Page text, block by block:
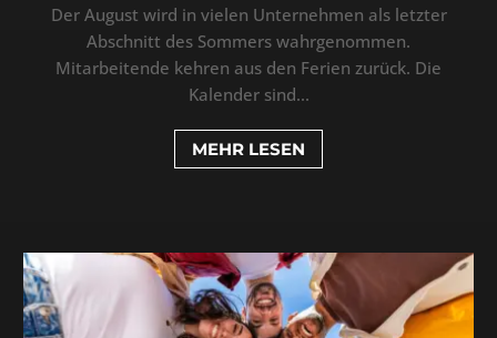
Der August wird in vielen Unternehmen als letzter
Abschnitt des Sommers wahrgenommen.
Mitarbeitende kehren aus den Ferien zurück. Die
Kalender sind...
MEHR LESEN